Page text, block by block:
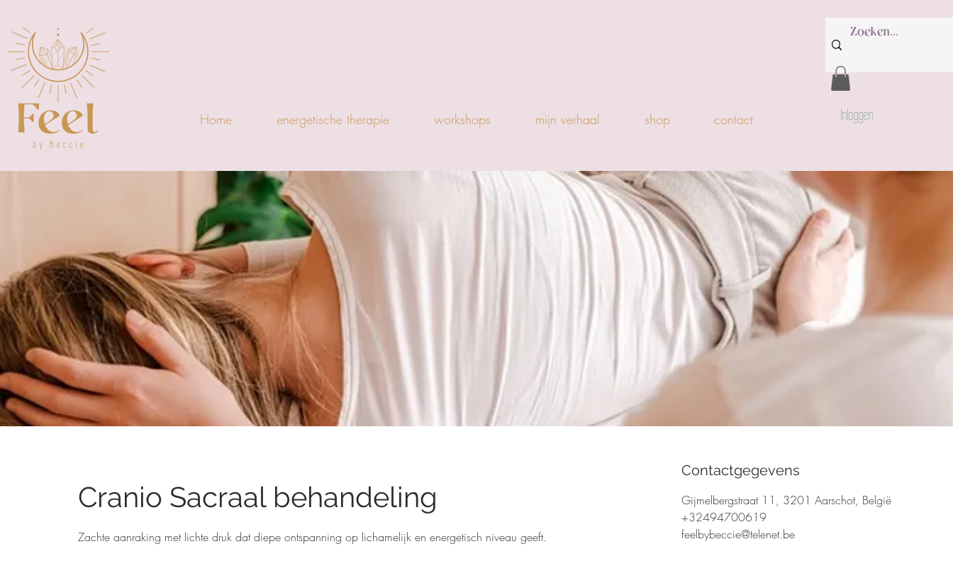
Home energetische therapie workshops mijn verhaal shop contact Inloggen
Cranio Sacraal behandeling
Zachte aanraking met lichte druk dat diepe ontspanning op lichamelijk en energetisch niveau geeft.
Contactgegevens
Gijmelbergstraat 11, 3201 Aarschot, België
+32494700619
feelbybeccie@telenet.be